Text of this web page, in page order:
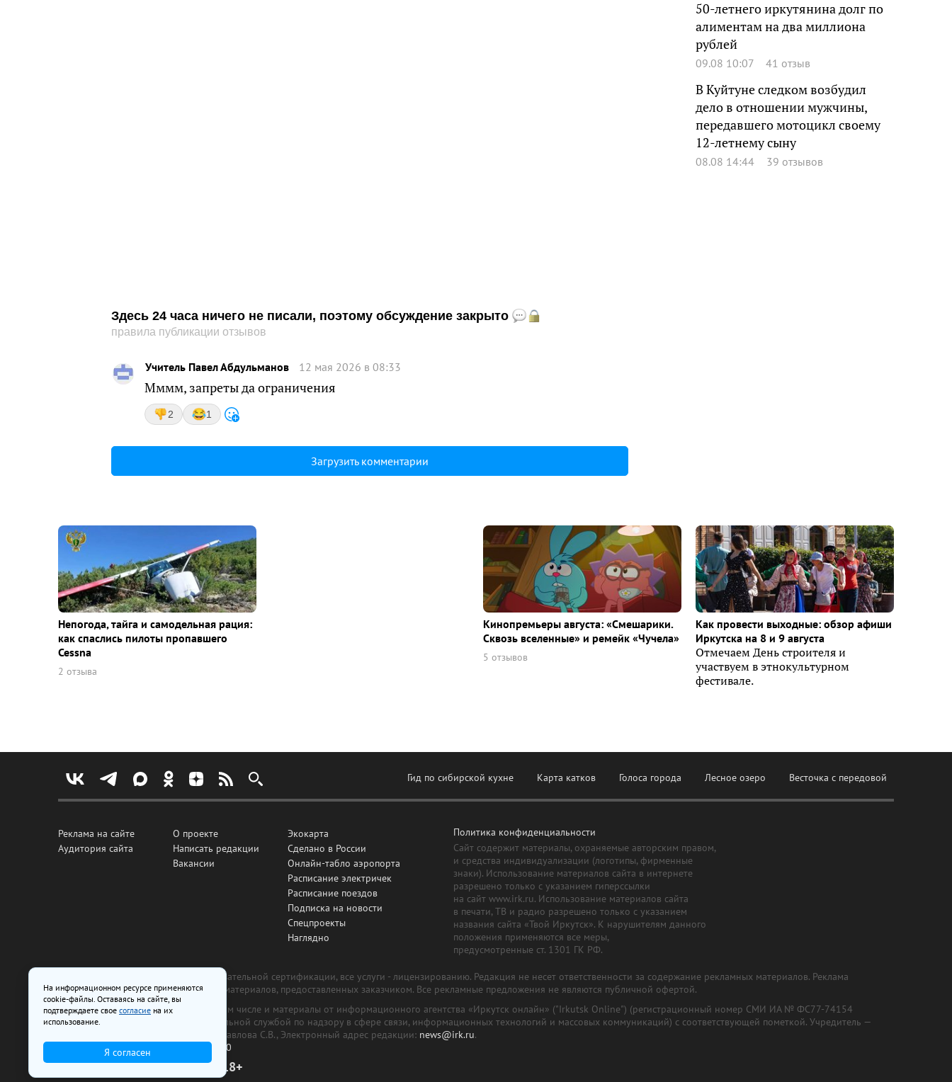
Здесь 24 часа ничего не писали, поэтому обсуждение закрыто
правила публикации отзывов
Учитель Павел Абдульманов 12 мая 2026 в 08:33
Мммм, запреты да ограничения
2 1
Загрузить комментарии
50-летнего иркутянина долг по
алиментам на два миллиона
рублей
09.08 10:07 41 отзыв
В Куйтуне следком возбудил
дело в отношении мужчины,
передавшего мотоцикл своему
12-летнему сыну
08.08 14:44 39 отзывов
Непогода, тайга и самодельная рация:
как спаслись пилоты пропавшего
Cessna
2 отзыва
Кинопремьеры августа: «Смешарики.
Сквозь вселенные» и ремейк «Чучела»
5 отзывов
Как провести выходные: обзор афиши
Иркутска на 8 и 9 августа
Отмечаем День строителя и
участвуем в этнокультурном
фестивале.
Гид по сибирской кухне Карта катков Голоса города Лесное озеро Весточка с передовой
Реклама на сайте
Аудитория сайта
О проекте
Написать редакции
Вакансии
Экокарта
Сделано в России
Онлайн-табло аэропорта
Расписание электричек
Расписание поездов
Подписка на новости
Спецпроекты
Наглядно
Политика конфиденциальности
Сайт содержит материалы, охраняемые авторским правом,
и средства индивидуализации (логотипы, фирменные
знаки). Использование материалов сайта в интернете
разрешено только с указанием гиперссылки
на сайт www.irk.ru. Использование материалов сайта
в печати, ТВ и радио разрешено только с указанием
названия сайта «Твой Иркутск». К нарушителям данного
положения применяются все меры,
предусмотренные ст. 1301 ГК РФ.
Все рекламные товары подлежат обязательной сертификации, все услуги - лицензированию. Редакция не несет ответственности за содержание рекламных материалов. Реклама
изготовлена и размещена на основе материалов, предоставленных заказчиком. Все рекламные предложения не являются публичной офертой.
На сайте www.irk.ru размещаются в том числе и материалы от информационного агентства «Иркутск онлайн» ("Irkutsk Online") (регистрационный номер СМИ ИА № ФС77-74154
от 29 октября 2018 г., выдан Федеральной службой по надзору в сфере связи, информационных технологий и массовых коммуникаций) с соответствующей пометкой. Учредитель —
ООО «Ирк.ру». Главный редактор — Павлова С.В., Электронный адрес редакции: news@irk.ru.
Телефон редакции:
+7 (3952) 48-88-50
18+
На информационном ресурсе применяются
cookie-файлы. Оставаясь на сайте, вы
подтверждаете свое согласие на их
использование.
Я согласен